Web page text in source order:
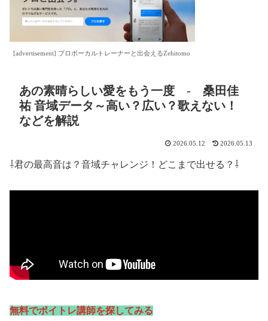
[advertisement] プロボーカルトレーナーと出会えるZehitomo
あの素晴らしい愛をもう一度 - 桑田佳
祐 音域データ～高い？広い？歌えない！
などを解説
2026.05.12 2026.05.13
⇩君の最高音は？音域チャレンジ！どこまで出せる？⇩
無料でボイトレ講師を探してみる